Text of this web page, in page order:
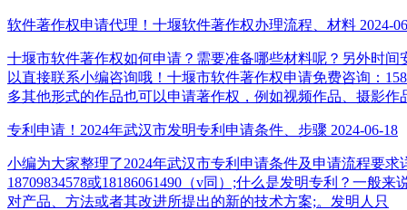
软件著作权申请代理！十堰软件著作权办理流程、材料 2024-
十堰市软件著作权如何申请？需要准备哪些材料呢？另外时
以直接联系小编咨询哦！十堰市软件著作权申请免费咨询：
多其他形式的作品也可以申请著作权，例如视频作品、摄影作
专利申请！2024年武汉市发明专利申请条件、步骤 2024-06-18
小编为大家整理了2024年武汉市专利申请条件及申请流程要
18709834578或18186061490（v同）;什么是发明专利？一般
对产品、方法或者其改进所提出的新的技术方案;。发明人只